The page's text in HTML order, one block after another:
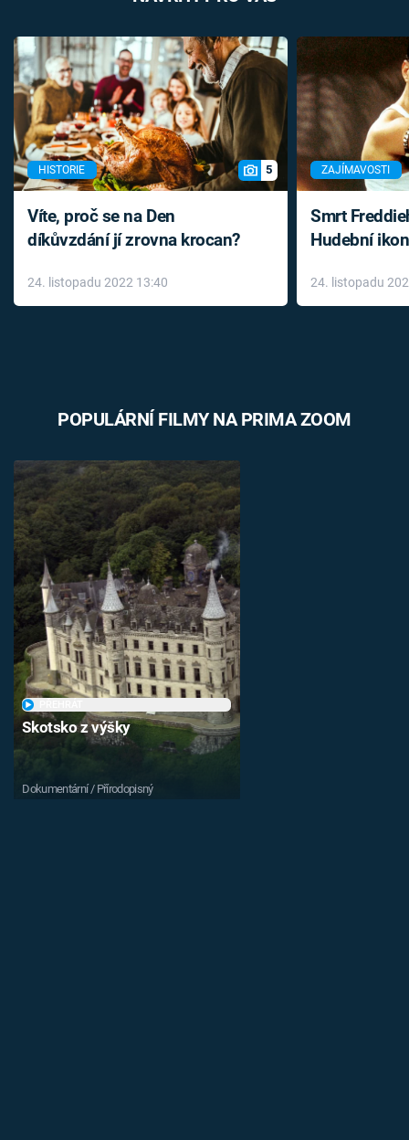
HISTORIE 5
Víte, proč se na Den
díkůvzdání jí zrovna krocan?
24. listopadu 2022 13:40
ZAJÍMAVOSTI
Smrt
Hudební
léky
24. listopadu
POPULÁRNÍ FILMY NA PRIMA ZOOM
Skotsko z výšky
Dokumentární / Přírodopisný